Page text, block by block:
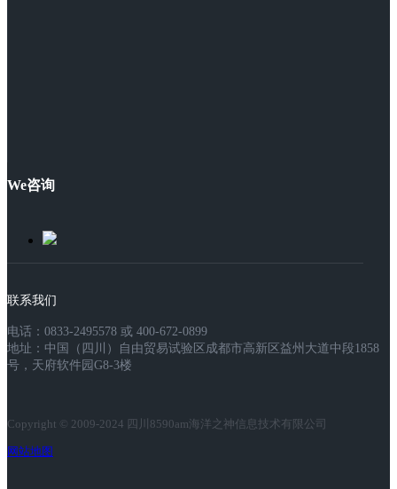
We咨询
联系我们
电话：0833-2495578 或 400-672-0899
地址：中国（四川）自由贸易试验区成都市高新区益州大道中段1858
号，天府软件园G8-3楼
Copyright © 2009-2024 四川8590am海洋之神信息技术有限公司
网站地图